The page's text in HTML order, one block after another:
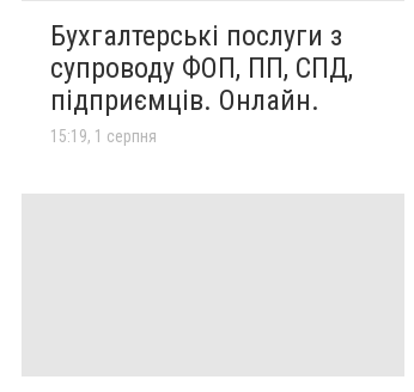
Бухгалтерські послуги з
супроводу ФОП, ПП, СПД,
підприємців. Онлайн.
15:19, 1 серпня